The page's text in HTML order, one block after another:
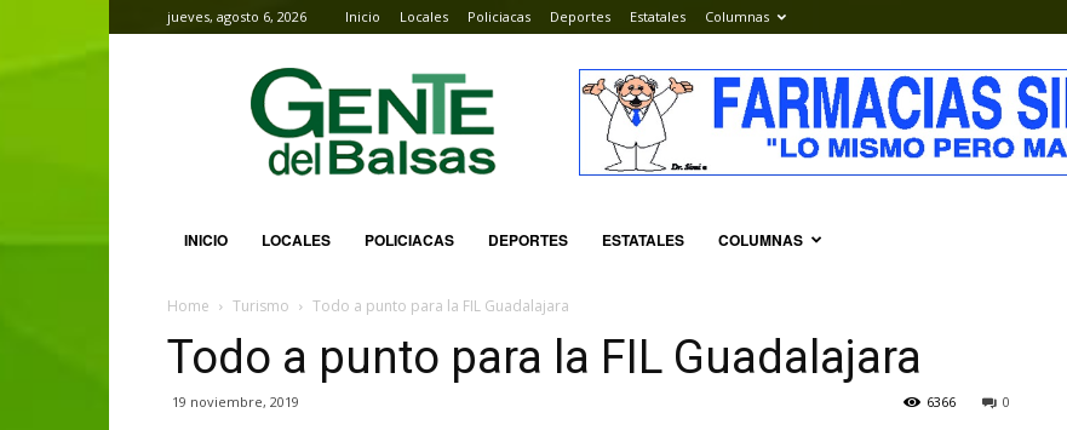
jueves, agosto 6, 2026 Inicio Locales Policiacas Deportes Estatales Columnas
Gente
del
Balsas
INICIO LOCALES POLICIACAS DEPORTES ESTATALES COLUMNAS
Home Turismo Todo a punto para la FIL Guadalajara
Todo a punto para la FIL Guadalajara
19 noviembre, 2019 0
6366